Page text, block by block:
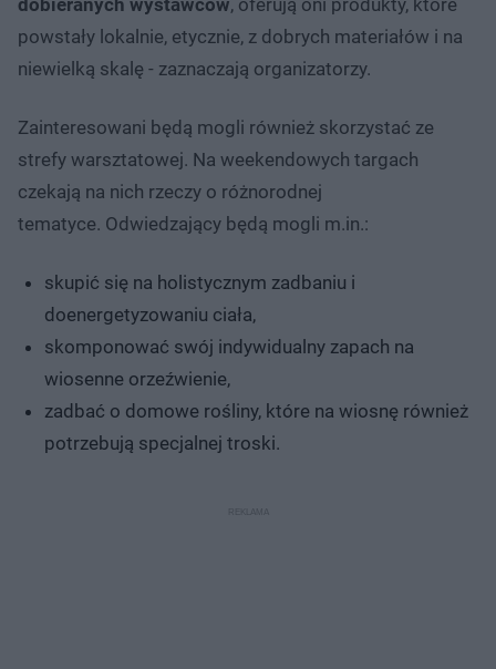
powstały lokalnie, etycznie, z dobrych materiałów i na
niewielką skalę - zaznaczają organizatorzy.
Zainteresowani będą mogli również skorzystać ze
strefy warsztatowej. Na weekendowych targach
czekają na nich rzeczy o różnorodnej
tematyce. Odwiedzający będą mogli m.in.:
skupić się na holistycznym zadbaniu i
doenergetyzowaniu ciała,
skomponować swój indywidualny zapach na
wiosenne orzeźwienie,
zadbać o domowe rośliny, które na wiosnę również
potrzebują specjalnej troski.